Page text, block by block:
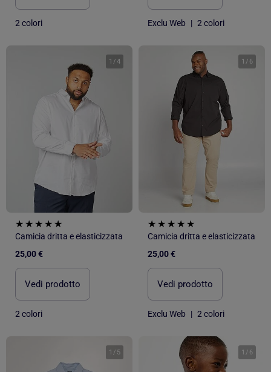
2 colori Exclu Web | 2 colori
1 /4
Camicia dritta e elasticizzata
25,00 €
Vedi prodotto
2 colori
1 / 6
Camicia dritta e elasticizzata
25,00 €
Vedi prodotto
Exclu Web | 2 colori
1 / 5 1 / 6